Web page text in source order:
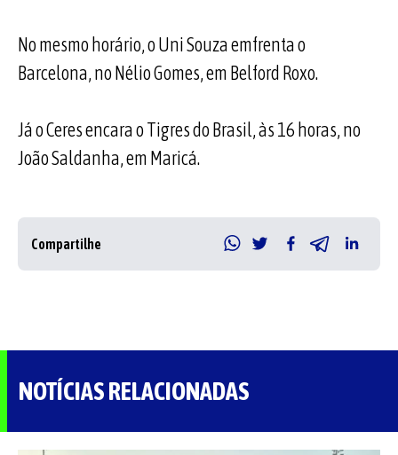
No mesmo horário, o Uni Souza emfrenta o
Barcelona, no Nélio Gomes, em Belford Roxo.
Já o Ceres encara o Tigres do Brasil, às 16 horas, no
João Saldanha, em Maricá.
Compartilhe
NOTÍCIAS RELACIONADAS